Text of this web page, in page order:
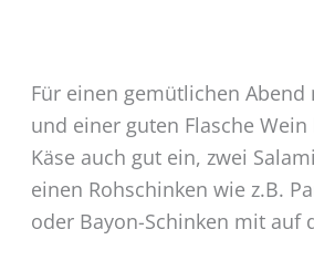
Für einen gemütlichen Abend
und einer guten Flasche
Käse auch gut ein, zwei
einen Rohschinken wie z.B.
oder Bayon-Schinken mit auf